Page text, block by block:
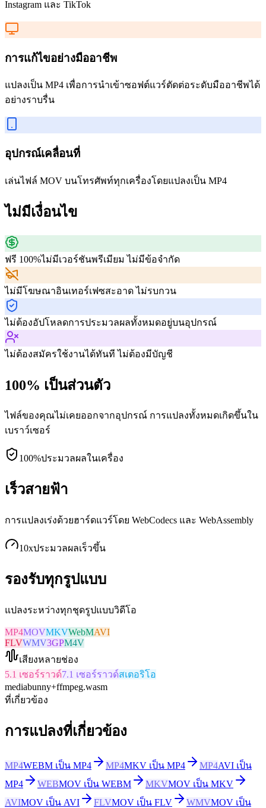
Instagram และ TikTok
การแก้ไขอย่างมืออาชีพ
แปลงเป็น MP4 เพื่อการนำเข้าซอฟต์แวร์ตัดต่อระดับมืออาชีพได้
อย่างราบรื่น
อุปกรณ์เคลื่อนที่
เล่นไฟล์ MOV บนโทรศัพท์ทุกเครื่องโดยแปลงเป็น MP4
ไม่มีเงื่อนไข
ฟรี 100%ไม่มีเวอร์ชันพรีเมียม ไม่มีข้อจำกัด
ไม่มีโฆษณาอินเทอร์เฟซสะอาด ไม่รบกวน
ไม่ต้องอัปโหลดการประมวลผลทั้งหมดอยู่บนอุปกรณ์
ไม่ต้องสมัครใช้งานได้ทันที ไม่ต้องมีบัญชี
100% เป็นส่วนตัว
ไฟล์ของคุณไม่เคยออกจากอุปกรณ์ การแปลงทั้งหมดเกิดขึ้นใน
เบราว์เซอร์
100%ประมวลผลในเครื่อง
เร็วสายฟ้า
การแปลงเร่งด้วยฮาร์ดแวร์โดย WebCodecs และ WebAssembly
10xประมวลผลเร็วขึ้น
รองรับทุกรูปแบบ
แปลงระหว่างทุกชุดรูปแบบวิดีโอ
MP4MOVMKVWebMAVI
FLVWMV3GPM4V
เสียงหลายช่อง
5.1 เซอร์ราวด์7.1 เซอร์ราวด์สเตอริโอ
mediabunny+ffmpeg.wasm
ที่เกี่ยวข้อง
การแปลงที่เกี่ยวข้อง
MP4WEBM เป็น MP4 MP4MKV เป็น MP4 MP4AVI เป็น
MP4
WEBMOV เป็น WEBM MKVMOV เป็น MKV
AVIMOV เป็น AVI FLVMOV เป็น FLV WMVMOV เป็น